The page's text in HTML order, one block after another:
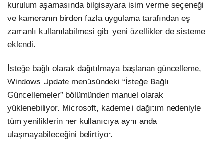
kurulum aşamasında bilgisayara isim verme seçeneği
ve kameranın birden fazla uygulama tarafından eş
zamanlı kullanılabilmesi gibi yeni özellikler de sisteme
eklendi.
İsteğe bağlı olarak dağıtılmaya başlanan güncelleme,
Windows Update menüsündeki “İsteğe Bağlı
Güncellemeler” bölümünden manuel olarak
yüklenebiliyor. Microsoft, kademeli dağıtım nedeniyle
tüm yeniliklerin her kullanıcıya aynı anda
ulaşmayabileceğini belirtiyor.